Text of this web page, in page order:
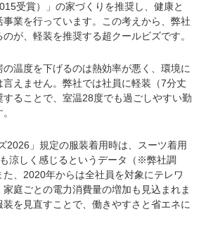
受賞）」の家づくりを推奨し、健康と
業を行っています。この考えから、弊社
が、軽装を推奨する超クールビズです。
温度を下げるのは熱効率が悪く、環境に
言えません。弊社では社員に軽装（7分丈
ることで、室温28度でも過ごしやすい勤
2026」規定の服装着用時は、スーツ着用
涼しく感じるというデータ（※弊社調
、2020年からは全社員を対象にテレワ
庭ごとの電力消費量の増加も見込まれま
を見直すことで、働きやすさと省エネに